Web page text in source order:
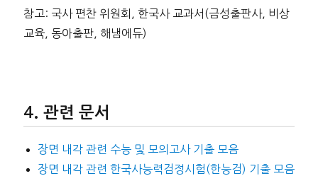
참고: 국사 편찬 위원회, 한국사 교과서(금성출판사, 비상
교육, 동아출판, 해냄에듀)
관련 문서
장면 내각 관련 수능 및 모의고사 기출 모음
장면 내각 관련 한국사능력검정시험(한능검) 기출 모음